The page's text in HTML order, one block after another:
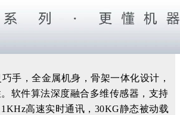
手，全金属机身，骨架一体化设计，
软件算法深度融合多维传感器，支持
高速实时通讯，30KG静态被动载